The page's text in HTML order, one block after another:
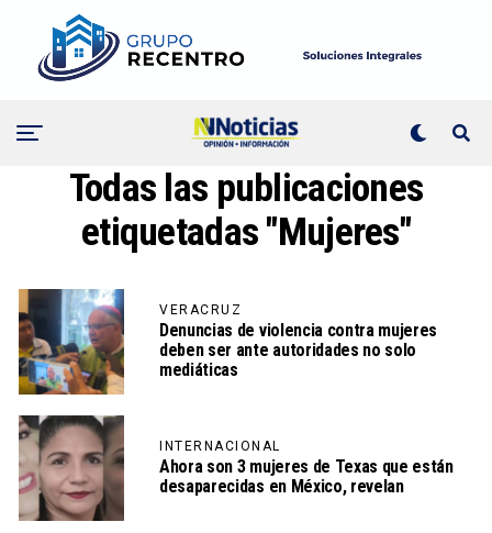
Todas las publicaciones
etiquetadas "Mujeres"
VERACRUZ
Denuncias de violencia contra mujeres
deben ser ante autoridades no solo
mediáticas
INTERNACIONAL
Ahora son 3 mujeres de Texas que están
desaparecidas en México, revelan